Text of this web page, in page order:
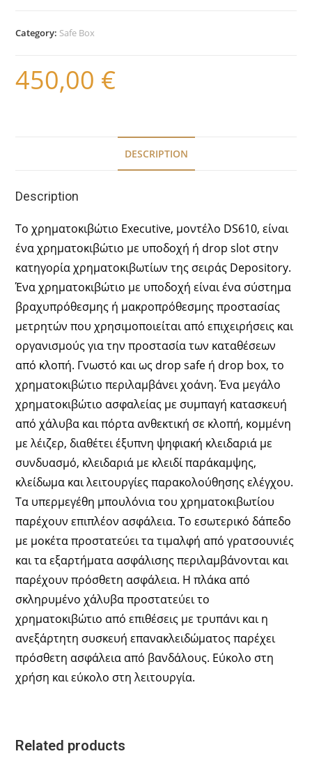
Category: Safe Box
450,00 €
DESCRIPTION
Description
Το χρηματοκιβώτιο Executive, μοντέλο DS610, είναι
ένα χρηματοκιβώτιο με υποδοχή ή drop slot στην
κατηγορία χρηματοκιβωτίων της σειράς Depository.
Ένα χρηματοκιβώτιο με υποδοχή είναι ένα σύστημα
βραχυπρόθεσμης ή μακροπρόθεσμης προστασίας
μετρητών που χρησιμοποιείται από επιχειρήσεις και
οργανισμούς για την προστασία των καταθέσεων
από κλοπή. Γνωστό και ως drop safe ή drop box, το
χρηματοκιβώτιο περιλαμβάνει χοάνη. Ένα μεγάλο
χρηματοκιβώτιο ασφαλείας με συμπαγή κατασκευή
από χάλυβα και πόρτα ανθεκτική σε κλοπή, κομμένη
με λέιζερ, διαθέτει έξυπνη ψηφιακή κλειδαριά με
συνδυασμό, κλειδαριά με κλειδί παράκαμψης,
κλείδωμα και λειτουργίες παρακολούθησης ελέγχου.
Τα υπερμεγέθη μπουλόνια του χρηματοκιβωτίου
παρέχουν επιπλέον ασφάλεια. Το εσωτερικό δάπεδο
με μοκέτα προστατεύει τα τιμαλφή από γρατσουνιές
και τα εξαρτήματα ασφάλισης περιλαμβάνονται και
παρέχουν πρόσθετη ασφάλεια. Η πλάκα από
σκληρυμένο χάλυβα προστατεύει το
χρηματοκιβώτιο από επιθέσεις με τρυπάνι και η
ανεξάρτητη συσκευή επανακλειδώματος παρέχει
πρόσθετη ασφάλεια από βανδάλους. Εύκολο στη
χρήση και εύκολο στη λειτουργία.
Related products